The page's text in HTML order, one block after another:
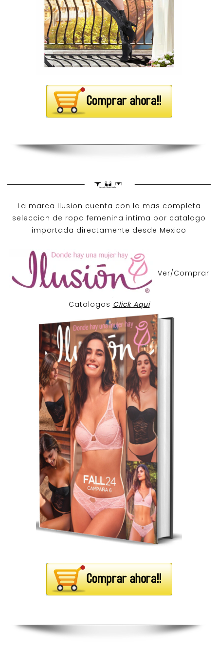
La marca Ilusion cuenta con la mas completa
seleccion de ropa femenina intima por catalogo
importada directamente desde Mexico
Ver/Comprar
Catalogos Click Aqui